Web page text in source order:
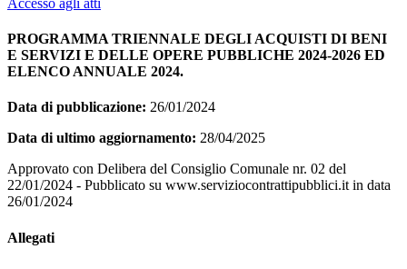
PROGRAMMA TRIENNALE DEGLI ACQUISTI DI BENI
E SERVIZI E DELLE OPERE PUBBLICHE 2024-2026 ED
ELENCO ANNUALE 2024.
Data di pubblicazione: 26/01/2024
Data di ultimo aggiornamento: 28/04/2025
Approvato con Delibera del Consiglio Comunale nr. 02 del
22/01/2024 - Pubblicato su www.serviziocontrattipubblici.it in data
26/01/2024
Allegati